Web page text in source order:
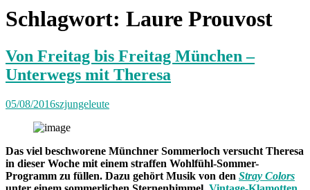
Schlagwort: Laure Prouvost
Von Freitag bis Freitag München –
Unterwegs mit Theresa
05/08/2016szjungeleute
Das viel beschworene Münchner Sommerloch versucht Theresa
in dieser Woche mit einem straffen Wohlfühl-Sommer-
Programm zu füllen. Dazu gehört Musik von den Stray Colors